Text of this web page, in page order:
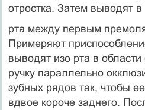
отростка. Затем вы­водят
рта между первым
Примеряют
выводят изо рта в области
ручку параллельно
зубных рядов так, чтобы
вдвое короче заднего.